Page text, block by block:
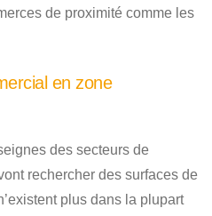
de proximité comme les
en zone
des secteurs de
rechercher des surfaces de
plus dans la plupart